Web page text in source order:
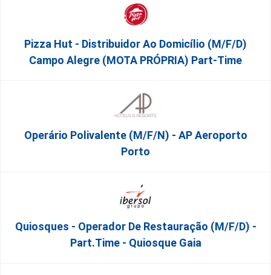
Pizza Hut - Distribuidor Ao Domicílio (m/f/d)
Campo Alegre (MOTA PRÓPRIA) Part-Time
Operário Polivalente (m/f/n) - AP Aeroporto
Porto
Quiosques - Operador De Restauração (m/f/d) -
Part.time - Quiosque Gaia